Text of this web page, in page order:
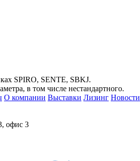
SPIRO, SENTE, SBKJ.
в том числе нестандартного.
О компании Выставки Лизинг Новости
офис 3